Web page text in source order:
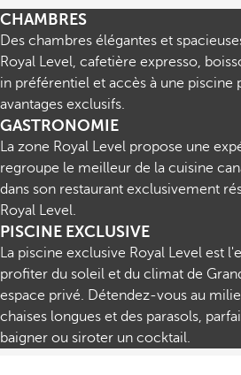
CHAMBRES
Des chambres élégantes et
Royal Level, cafetière expresso,
in préférentiel et accès à une piscine
avantages exclusifs.
GASTRONOMIE
La zone Royal Level propose une
regroupe le meilleur de la cuisine
dans son restaurant exclusivement
Royal Level.
PISCINE EXCLUSIVE
La piscine exclusive Royal Level est
profiter du soleil et du climat de
espace privé. Détendez-vous au
chaises longues et des parasols,
baigner ou siroter un cocktail.